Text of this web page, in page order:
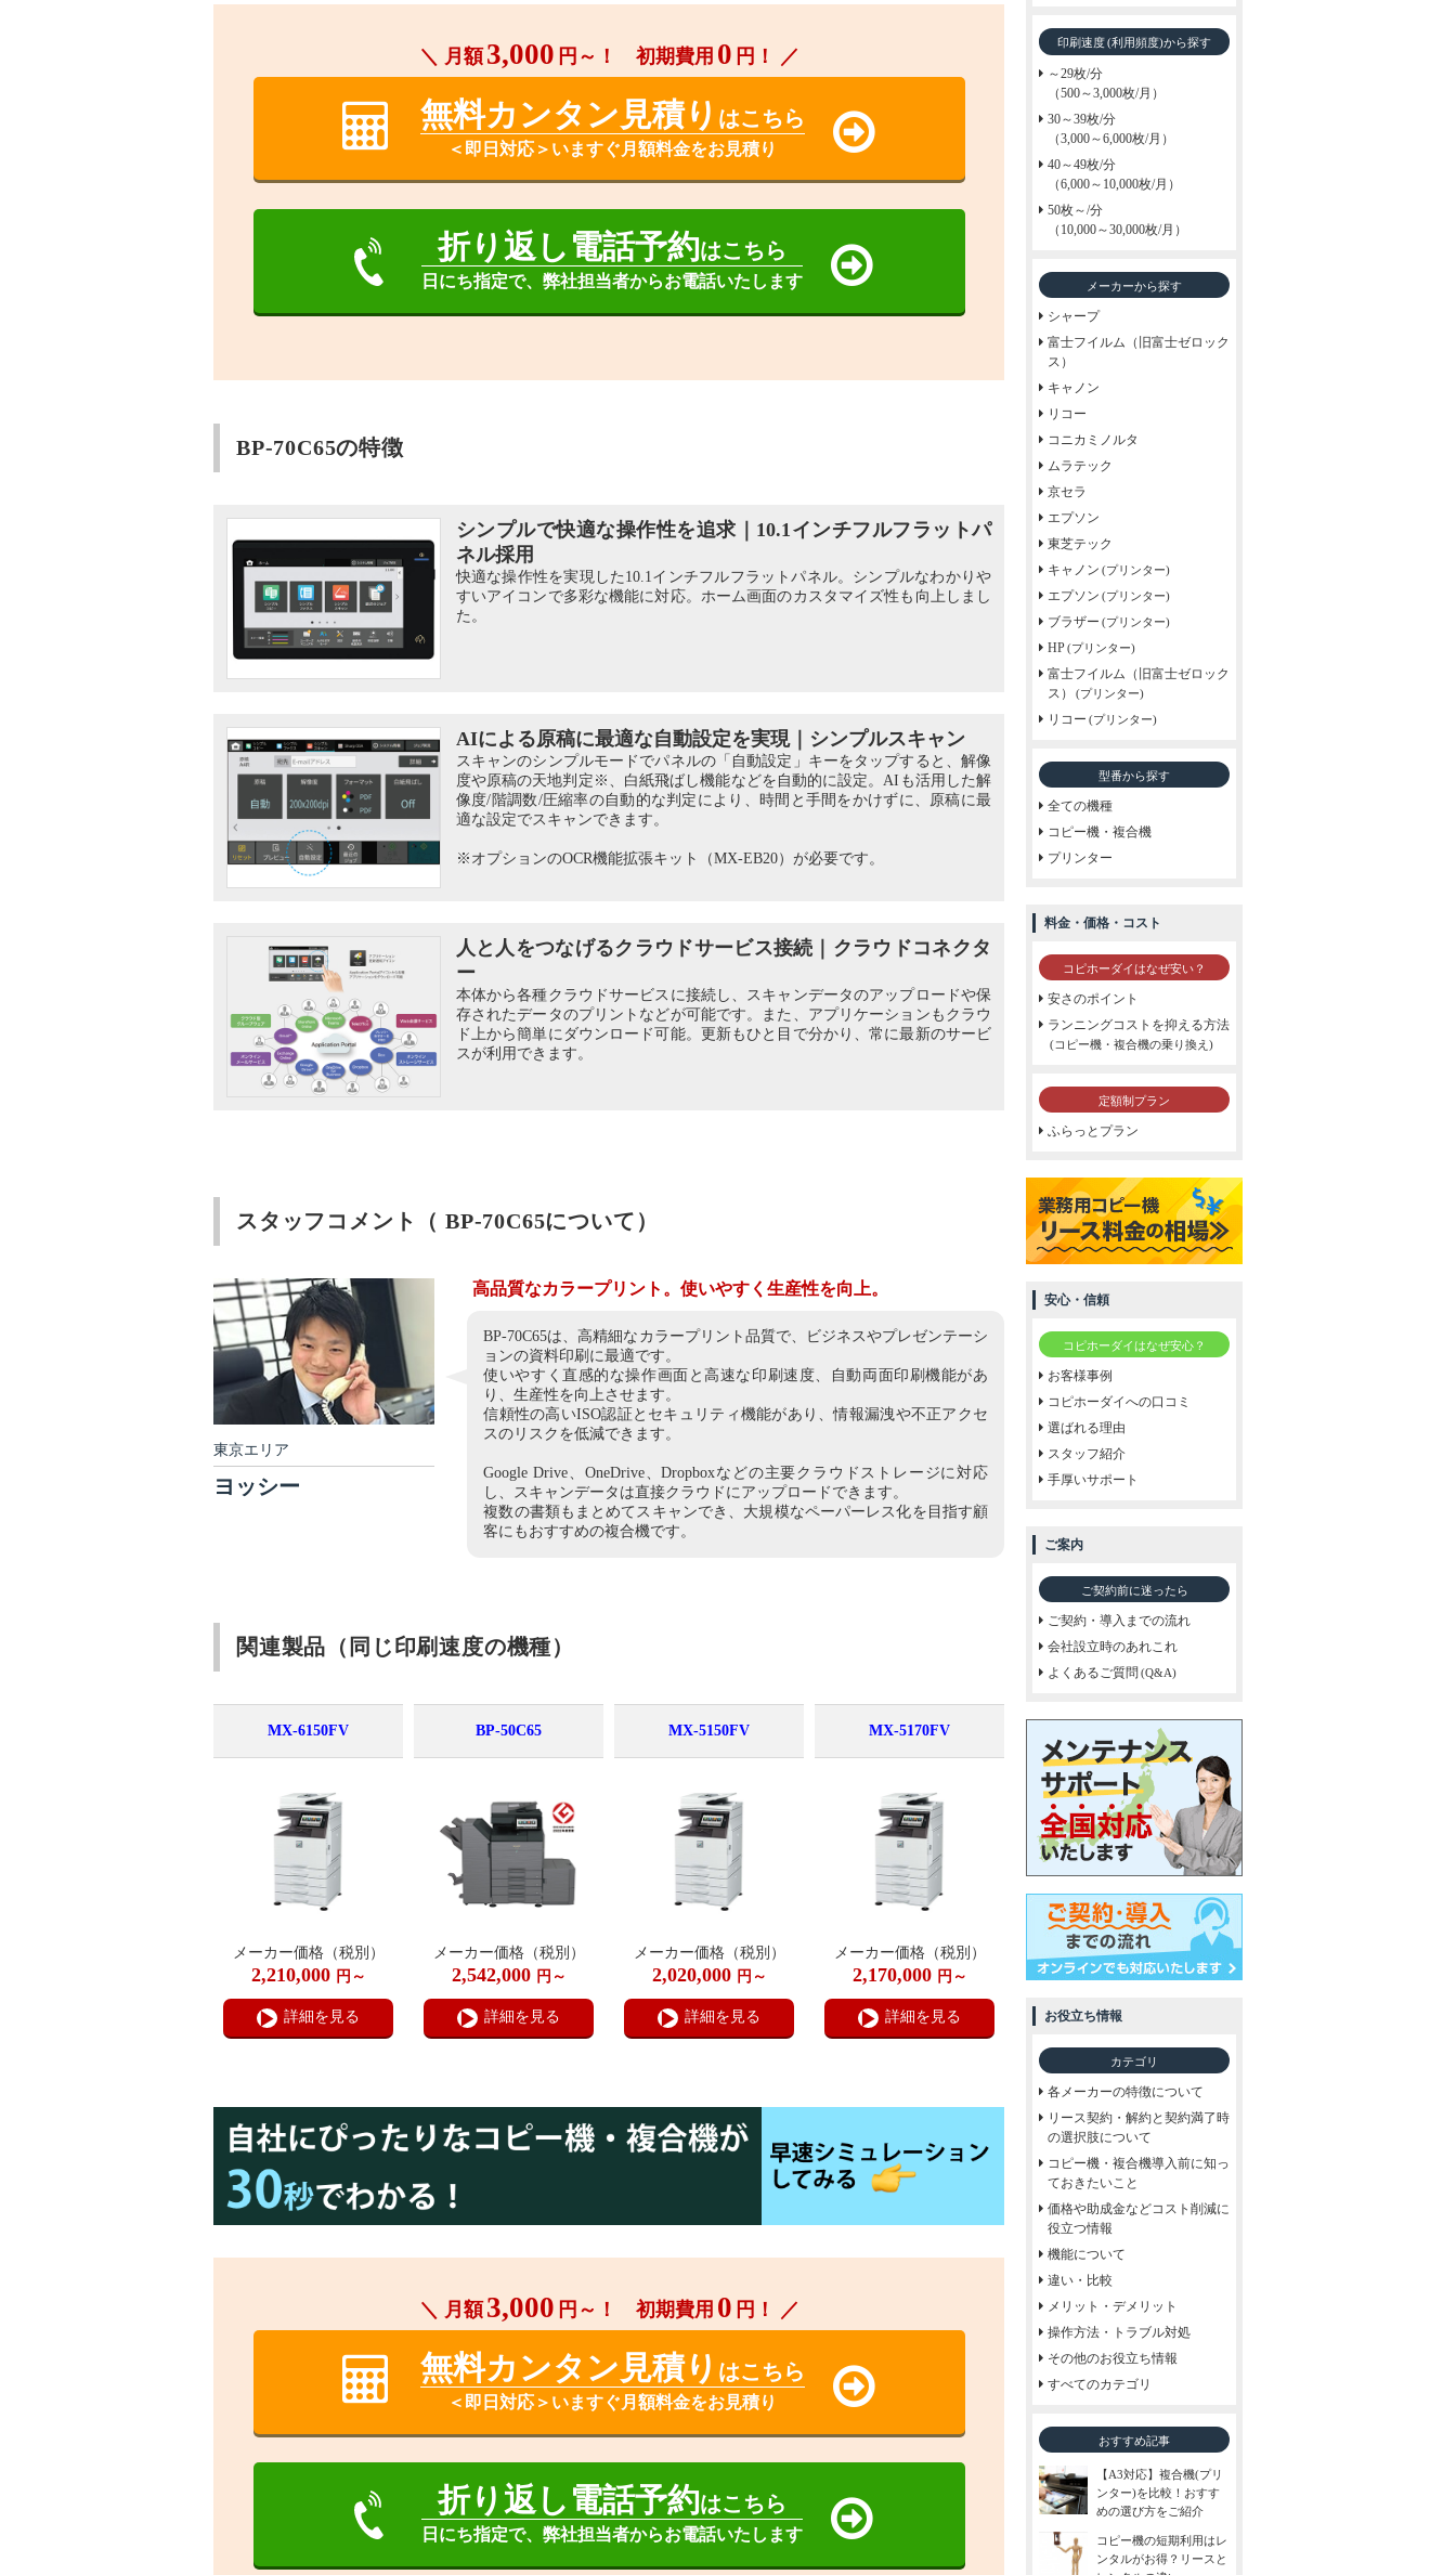
＼ 月額 3,000 円～！ 初期費用 0 円！ ／
無料カンタン見積り はこちら
＜即日対応＞いますぐ月額料金をお見積り
折り返し電話予約はこちら
日にち指定で、弊社担当者からお電話いたします
BP-70C65の特徴
シンプルで快適な操作性を追求｜10.1インチフルフラットパ
ネル採用
快適な操作性を実現した10.1インチフルフラットパネル。シンプルなわかりや
すいアイコンで多彩な機能に対応。ホーム画面のカスタマイズ性も向上しまし
た。
AIによる原稿に最適な自動設定を実現｜シンプルスキャン
スキャンのシンプルモードでパネルの「自動設定」キーをタップすると、解像
度や原稿の天地判定※、白紙飛ばし機能などを自動的に設定。AIも活用した解
像度/階調数/圧縮率の自動的な判定により、時間と手間をかけずに、原稿に最
適な設定でスキャンできます。
※オプションのOCR機能拡張キット（MX-EB20）が必要です。
人と人をつなげるクラウドサービス接続｜クラウドコネクタ
ー
本体から各種クラウドサービスに接続し、スキャンデータのアップロードや保
存されたデータのプリントなどが可能です。また、アプリケーションもクラウ
ド上から簡単にダウンロード可能。更新もひと目で分かり、常に最新のサービ
スが利用できます。
スタッフコメント（ BP-70C65について）
東京エリア
ヨッシー
高品質なカラープリント。使いやすく生産性を向上。
BP-70C65は、高精細なカラープリント品質で、ビジネスやプレゼンテーシ
ョンの資料印刷に最適です。
使いやすく直感的な操作画面と高速な印刷速度、自動両面印刷機能があ
り、生産性を向上させます。
信頼性の高いISO認証とセキュリティ機能があり、情報漏洩や不正アクセ
スのリスクを低減できます。
Google Drive、OneDrive、Dropboxなどの主要クラウドストレージに対応
し、スキャンデータは直接クラウドにアップロードできます。
複数の書類もまとめてスキャンでき、大規模なペーパーレス化を目指す顧
客にもおすすめの複合機です。
関連製品（同じ印刷速度の機種）
MX-6150FV
メーカー価格（税別）
2,210,000 円～
詳細を見る
BP-50C65
メーカー価格（税別）
2,542,000 円～
詳細を見る
MX-5150FV
メーカー価格（税別）
2,020,000 円～
詳細を見る
MX-5170FV
メーカー価格（税別）
2,170,000 円～
詳細を見る
＼ 月額 3,000 円～！ 初期費用 0 円！ ／
無料カンタン見積り はこちら
＜即日対応＞いますぐ月額料金をお見積り
折り返し電話予約はこちら
日にち指定で、弊社担当者からお電話いたします
印刷速度(利用頻度)から探す
～29枚/分
（500～3,000枚/月）
30～39枚/分
（3,000～6,000枚/月）
40～49枚/分
（6,000～10,000枚/月）
50枚～/分
（10,000～30,000枚/月）
メーカーから探す
シャープ
富士フイルム（旧富士ゼロック
ス）
キャノン
リコー
コニカミノルタ
ムラテック
京セラ
エプソン
東芝テック
キャノン (プリンター)
エプソン (プリンター)
ブラザー (プリンター)
HP (プリンター)
富士フイルム（旧富士ゼロック
ス）
(プリンター)
リコー (プリンター)
型番から探す
全ての機種
コピー機・複合機
プリンター
料金・価格・コスト
コピホーダイはなぜ安い？
安さのポイント
ランニングコストを抑える方法
(コピー機・複合機の乗り換え)
定額制プラン
ふらっとプラン
安心・信頼
コピホーダイはなぜ安心？
お客様事例
コピホーダイへの口コミ
選ばれる理由
スタッフ紹介
手厚いサポート
ご案内
ご契約前に迷ったら
ご契約・導入までの流れ
会社設立時のあれこれ
よくあるご質問 (Q&A)
お役立ち情報
カテゴリ
各メーカーの特徴について
リース契約・解約と契約満了時
の選択肢について
コピー機・複合機導入前に知っ
ておきたいこと
価格や助成金などコスト削減に
役立つ情報
機能について
違い・比較
メリット・デメリット
操作方法・トラブル対処
その他のお役立ち情報
すべてのカテゴリ
おすすめ記事
【A3対応】複合機(プリ
ンター)を比較！おすす
めの選び方をご紹介
コピー機の短期利用はレ
ンタルがお得？リースと